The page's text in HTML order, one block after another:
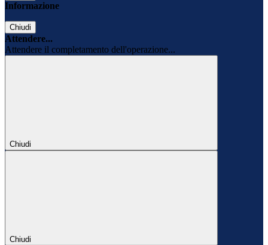
Informazione
Chiudi
Attendere...
Attendere il completamento dell'operazione...
Chiudi
Chiudi